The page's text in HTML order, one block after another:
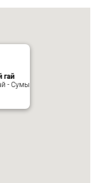
гай
- Сумы